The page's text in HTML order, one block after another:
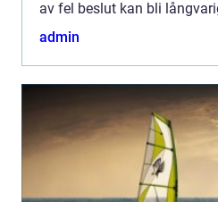
av fel beslut kan bli
en advokat Helsingborg blir
admin